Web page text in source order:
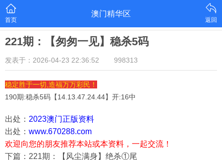
首页
澳门精华区
返回
221期：【匆匆一见】稳杀5码
发表于：2026-04-23 22:36:52 998313
稳定胜于一切,造福万万彩民！
190期:稳杀5码【14.13.47.24.44】开:16中
出处： 2023澳门正版资料
出处： www.670288.com
欢迎向您的朋友推荐本站或本资料，一起交流！
下篇：221期：【风尘满身】绝杀①尾